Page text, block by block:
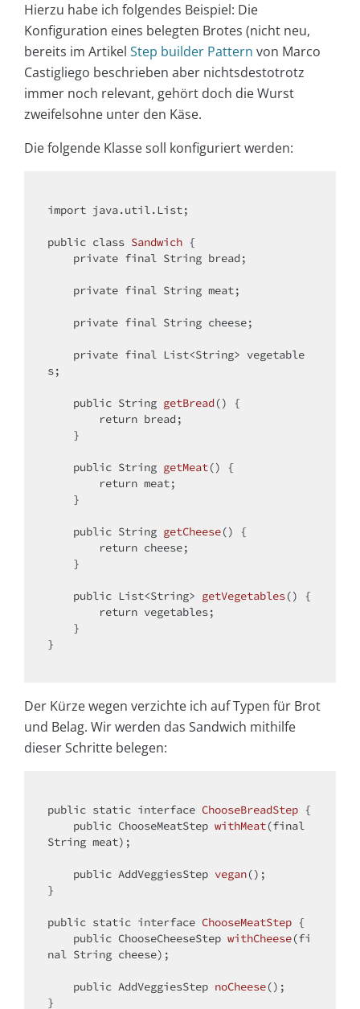
Hierzu habe ich folgendes Beispiel: Die
Konfiguration eines belegten Brotes (nicht neu,
bereits im Artikel Step builder Pattern von Marco
Castigliego beschrieben aber nichtsdestotrotz
immer noch relevant, gehört doch die Wurst
zweifelsohne unter den Käse.
Die folgende Klasse soll konfiguriert werden:
import java.util.List;
public class Sandwich {
private final String bread;
private final String meat;
private final String cheese;
private final List<String> vegetable
s;
public String getBread ()
{
return bread;
public String getMeat()
{
return meat;
public String getCheese()
{
return cheese;
public List<String> getVegetables()
{
return vegetables;
}
Der Kürze wegen verzichte ich auf Typen für Brot
und Belag. Wir werden das Sandwich mithilfe
dieser Schritte belegen:
public static interface ChooseBreadStep {
public ChooseMeatStep withMeat(final
String meat) ;
public AddVeggiesStep vegan() ;
}
public static interface ChooseMeatStep {
public ChooseCheeseStep withCheese(fi
nal String cheese) ;
public AddVeggiesStep noCheese() ;
}